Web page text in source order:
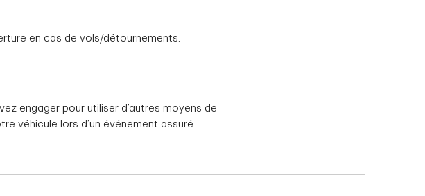
en cas de vols/détournements.
engager pour utiliser d’autres moyens de
véhicule lors d’un événement assuré.